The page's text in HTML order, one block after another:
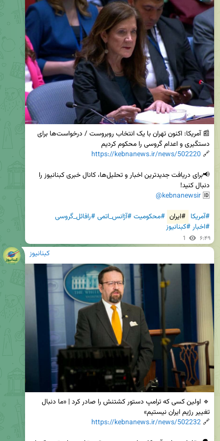
🔗
https://kebnanews.ir/news/502220
🆔
@kebnanewsir
#آمریکا #ایران #محکومیت#آژانس_اتمی#رافائل_گروسی
#اخبار#کبنانیوز
1 ۶:۴۹
کبنانیوز
🔗
https://kebnanews.ir/news/502232